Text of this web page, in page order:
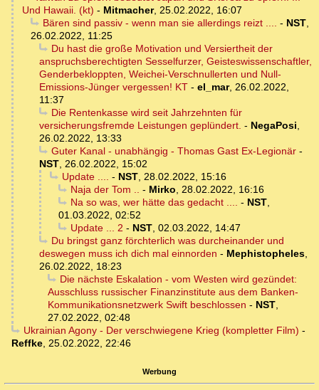
Und Hawaii. (kt) - Mitmacher, 25.02.2022, 16:07
Bären sind passiv - wenn man sie allerdings reizt .... - NST,
26.02.2022, 11:25
Du hast die große Motivation und Versiertheit der
anspruchsberechtigten Sesselfurzer, Geisteswissenschaftler,
Genderbekloppten, Weichei-Verschnullerten und Null-
Emissions-Jünger vergessen! KT - el_mar, 26.02.2022,
11:37
Die Rentenkasse wird seit Jahrzehnten für
versicherungsfremde Leistungen geplündert. - NegaPosi,
26.02.2022, 13:33
Guter Kanal - unabhängig - Thomas Gast Ex-Legionär-
NST, 26.02.2022, 15:02
Update .... - NST, 28.02.2022, 15:16
Naja der Tom .. - Mirko, 28.02.2022, 16:16
Na so was, wer hätte das gedacht .... - NST,
01.03.2022, 02:52
Update ... 2 - NST, 02.03.2022, 14:47
Du bringst ganz förchterlich was durcheinander und
deswegen muss ich dich mal einnorden - Mephistopheles,
26.02.2022, 18:23
Die nächste Eskalation - vom Westen wird gezündet:
Ausschluss russischer Finanzinstitute aus dem Banken-
Kommunikationsnetzwerk Swift beschlossen - NST,
27.02.2022, 02:48
Ukrainian Agony - Der verschwiegene Krieg (kompletter Film) -
Reffke, 25.02.2022, 22:46
Werbung